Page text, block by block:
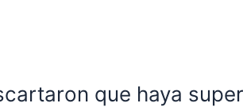
que haya